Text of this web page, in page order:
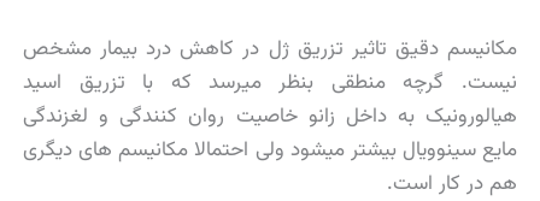
مکانیسم دقیق تاثیر تزریق ژل در کاهش درد بیمار مشخص
نیست. گرچه منطقی بنظر میرسد که با تزریق اسید
هیالورونیک به داخل زانو خاصیت روان کنندگی و لغزندگی
مایع سینوویال بیشتر میشود ولی احتمالا مکانیسم های دیگری
هم در کار است.